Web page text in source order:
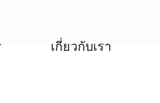
เกี่ยวกับเรา